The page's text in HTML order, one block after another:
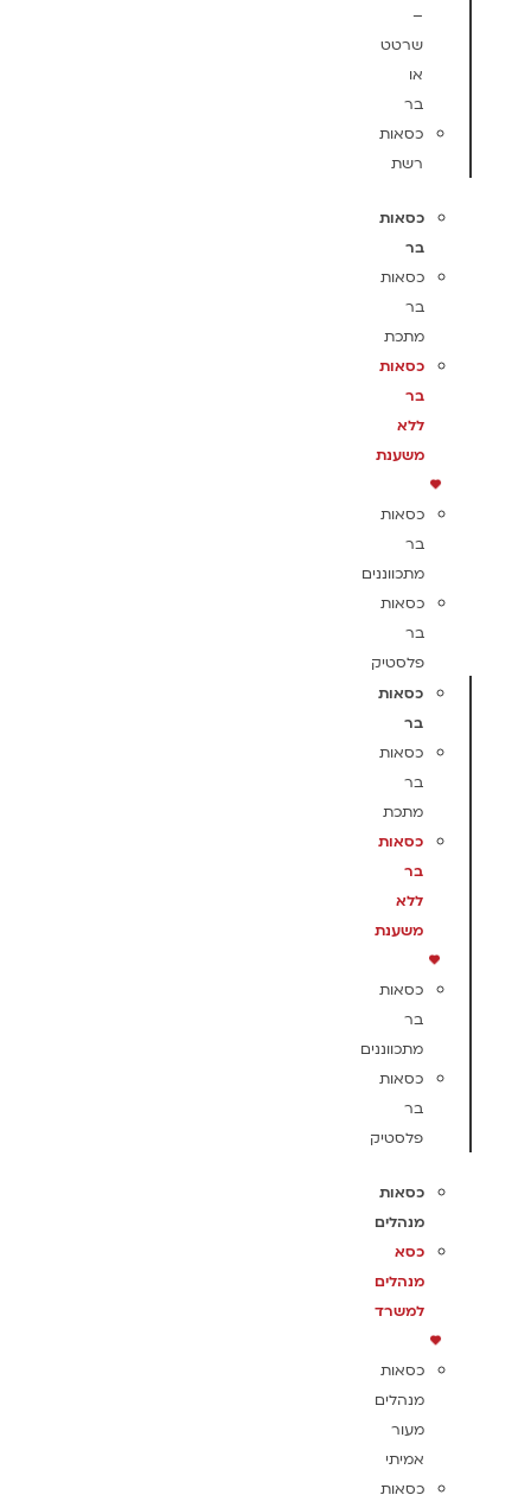
–
שרטט
או
בר
כסאות
רשת
כסאות
בר
כסאות
בר
מתכת
כסאות
בר
ללא
משענת
כסאות
בר
מתכווננים
כסאות
בר
פלסטיק
כסאות
בר
כסאות
בר
מתכת
כסאות
בר
ללא
משענת
כסאות
בר
מתכווננים
כסאות
בר
פלסטיק
כסאות
מנהלים
כסא
מנהלים
למשרד
כסאות
מנהלים
מעור
אמיתי
כסאות